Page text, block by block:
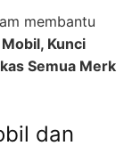
membantu
Kunci
Semua Merk
dan